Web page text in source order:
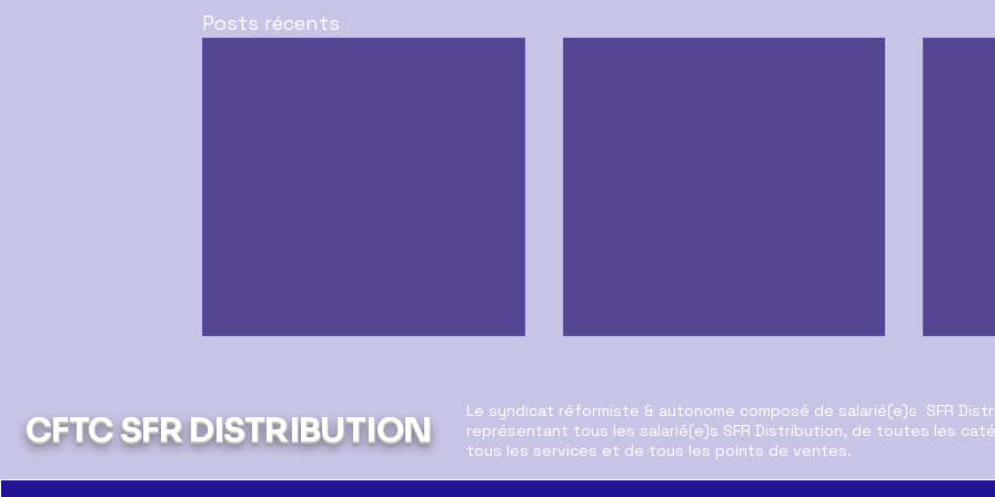
Posts récents
CFTC SFR DISTRIBUTION
Le syndicat réformiste & autonome composé de salarié(e)s SFR
représentant tous les salarié(e)s SFR Distribution, de toutes les
tous les services et de tous les points de ventes.